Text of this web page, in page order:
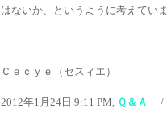
はないか、というように考えていま
Ｃｅｃｙｅ（セスィエ）
2012年1月24日 9:11 PM, Ｑ＆Ａ /